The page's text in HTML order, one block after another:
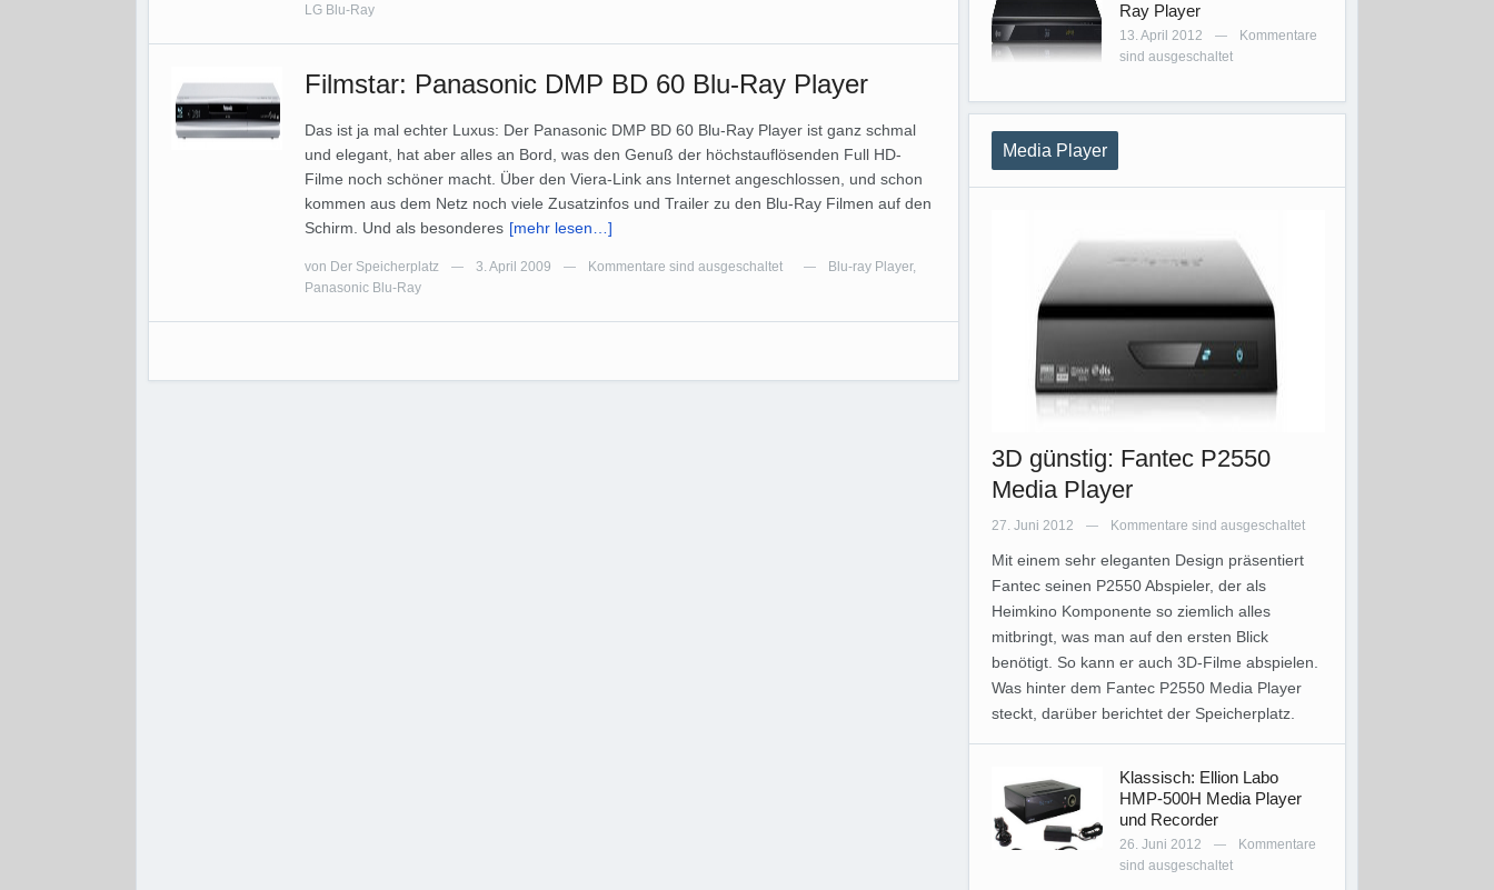
LG Blu-Ray
Filmstar: Panasonic DMP BD 60 Blu-Ray Player
Das ist ja mal echter Luxus: Der Panasonic DMP BD 60 Blu-Ray Player ist ganz schmal
und elegant, hat aber alles an Bord, was den Genuß der höchstauflösenden Full HD-
Filme noch schöner macht. Über den Viera-Link ans Internet angeschlossen, und schon
kommen aus dem Netz noch viele Zusatzinfos und Trailer zu den Blu-Ray Filmen auf den
Schirm. Und als besonderes [mehr lesen…]
von Der Speicherplatz — 3. April 2009 — Kommentare sind ausgeschaltet — Blu-ray Player,
Panasonic Blu-Ray
Ray Player
13. April 2012 —
Kommentare
sind ausgeschaltet
Media Player
3D günstig: Fantec P2550
Media Player
27. Juni 2012 — Kommentare sind ausgeschaltet
Mit einem sehr eleganten Design präsentiert
Fantec seinen P2550 Abspieler, der als
Heimkino Komponente so ziemlich alles
mitbringt, was man auf den ersten Blick
benötigt. So kann er auch 3D-Filme abspielen.
Was hinter dem Fantec P2550 Media Player
steckt, darüber berichtet der Speicherplatz.
Klassisch: Ellion Labo
HMP-500H Media Player
und Recorder
26. Juni 2012 —
Kommentare
sind ausgeschaltet